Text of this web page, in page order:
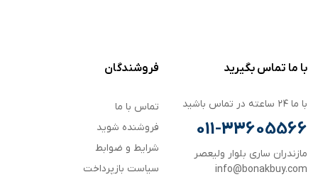
با ما تماس بگیرید
با ما ۲۴ ساعته در تماس باشید
011-33605566
مازندران ساری بلوار ولیعصر
info@bonakbuy.com
فروشندگان
تماس با ما
فروشنده شوید
شرایط و ضوابط
سیاست بازپرداخت